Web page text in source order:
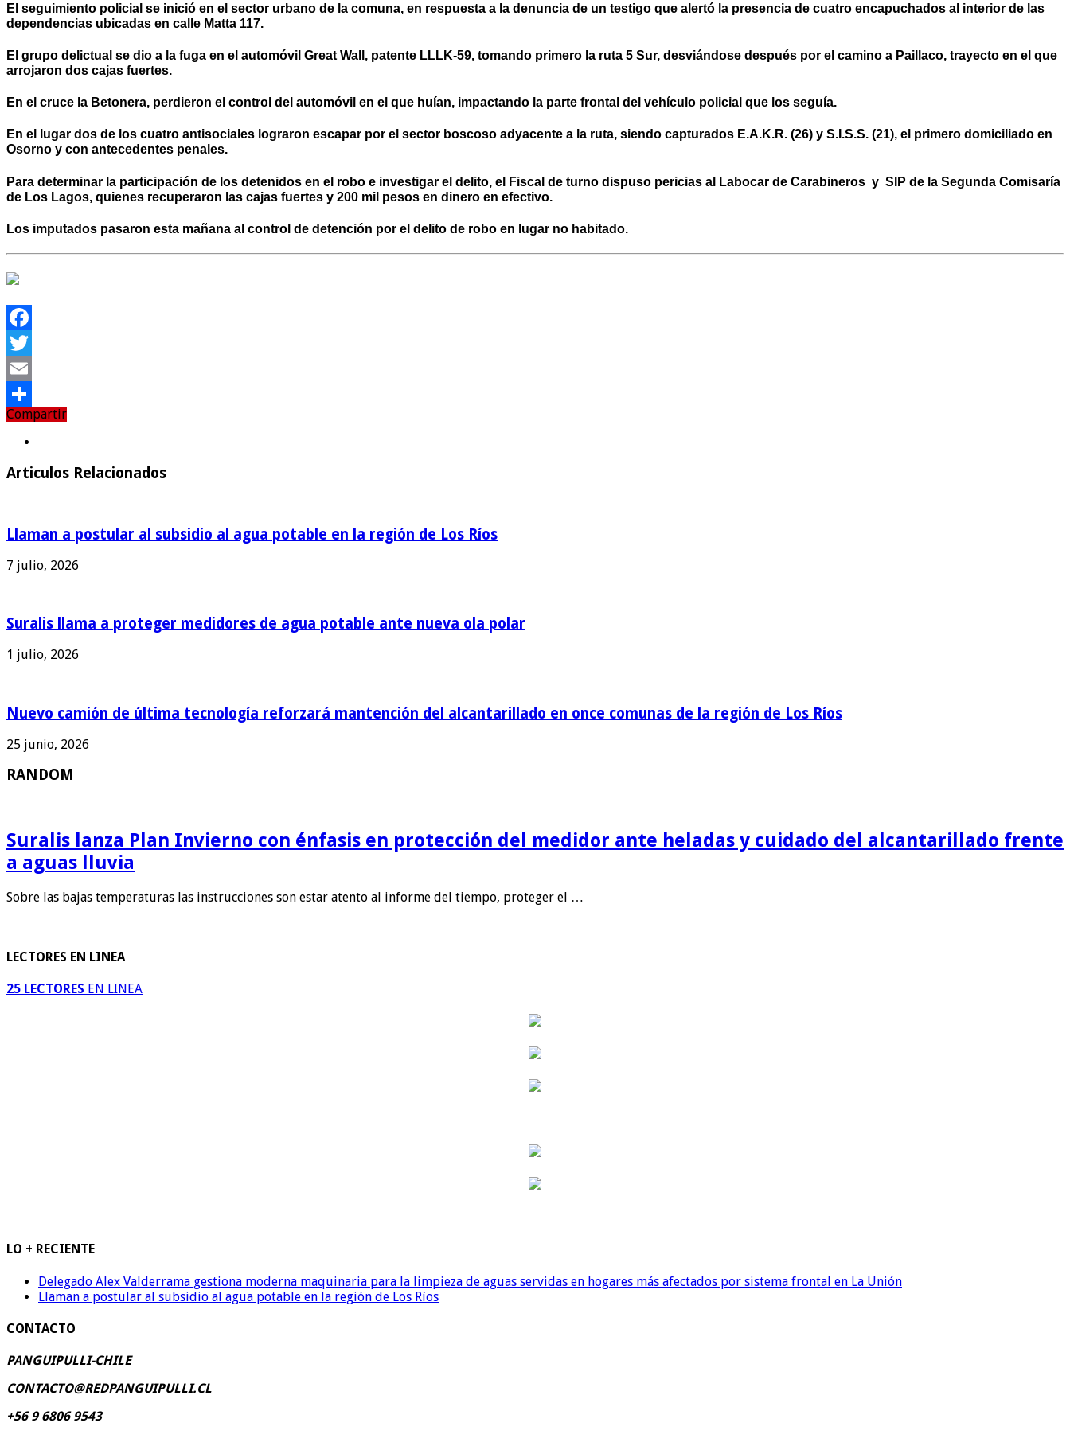
El seguimiento policial se inició en el sector urbano de la comuna, en respuesta a la denuncia de un testigo que alertó la presencia de cuatro encapuchados al interior de las
dependencias ubicadas en calle Matta 117.
El grupo delictual se dio a la fuga en el automóvil Great Wall, patente LLLK-59, tomando primero la ruta 5 Sur, desviándose después por el camino a Paillaco, trayecto en el que
arrojaron dos cajas fuertes.
En el cruce la Betonera, perdieron el control del automóvil en el que huían, impactando la parte frontal del vehículo policial que los seguía.
En el lugar dos de los cuatro antisociales lograron escapar por el sector boscoso adyacente a la ruta, siendo capturados E.A.K.R. (26) y S.I.S.S. (21), el primero domiciliado en
Osorno y con antecedentes penales.
Para determinar la participación de los detenidos en el robo e investigar el delito, el Fiscal de turno dispuso pericias al Labocar de Carabineros y SIP de la Segunda Comisaría
de Los Lagos, quienes recuperaron las cajas fuertes y 200 mil pesos en dinero en efectivo.
Los imputados pasaron esta mañana al control de detención por el delito de robo en lugar no habitado.
Facebook
Twitter
Email
Compartir
Compartir
Articulos Relacionados
Llaman a postular al subsidio al agua potable en la región de Los Ríos
7 julio, 2026
Suralis llama a proteger medidores de agua potable ante nueva ola polar
1 julio, 2026
Nuevo camión de última tecnología reforzará mantención del alcantarillado en once comunas de la región de Los Ríos
25 junio, 2026
RANDOM
Suralis lanza Plan Invierno con énfasis en protección del medidor ante heladas y cuidado del alcantarillado frente
a aguas lluvia
Sobre las bajas temperaturas las instrucciones son estar atento al informe del tiempo, proteger el …
LECTORES EN LINEA
25 LECTORES EN LINEA
LO + RECIENTE
Delegado Alex Valderrama gestiona moderna maquinaria para la limpieza de aguas servidas en hogares más afectados por sistema frontal en La Unión
Llaman a postular al subsidio al agua potable en la región de Los Ríos
CONTACTO
PANGUIPULLI-CHILE
CONTACTO@REDPANGUIPULLI.CL
+56 9 6806 9543